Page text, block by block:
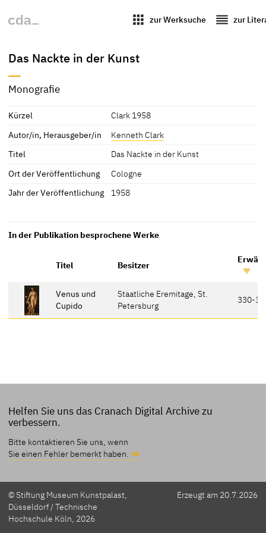
apps zur Werksuche reorder zur
Das Nackte in der Kunst
Monografie
Kürzel
Clark 1958
Autor/in, Herausgeber/in
Kenneth Clark
Titel
Das Nackte in der Kunst
Ort der Veröffentlichung
Cologne
Jahr der Veröffentlichung
1958
In der Publikation besprochene Werke
Titel Besitzer
Venus und
Cupido
Staatliche Eremitage, St.
Petersburg
330-
Helfen Sie uns das Cranach Digital Archive zu
verbessern.
Bitte kontaktieren Sie uns, wenn
Sie einen Fehler bemerkt haben.
© Stiftung Museum Kunstpalast,
Düsseldorf / Technische
Hochschule Köln, 2026
Erzeugt am 20.7.2026